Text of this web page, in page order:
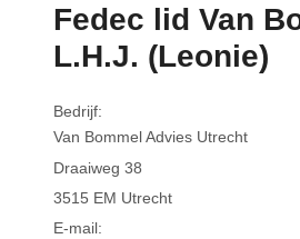
Fedec lid Van
L.H.J. (Leonie)
Bedrijf:
Van Bommel Advies Utrecht
Draaiweg 38
3515 EM Utrecht
E-mail: